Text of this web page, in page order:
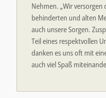
Nehmen. „Wir
behinderten und alten
auch unsere Sorgen.
Teil eines respektvollen
danken es uns oft mit
auch viel Spaß